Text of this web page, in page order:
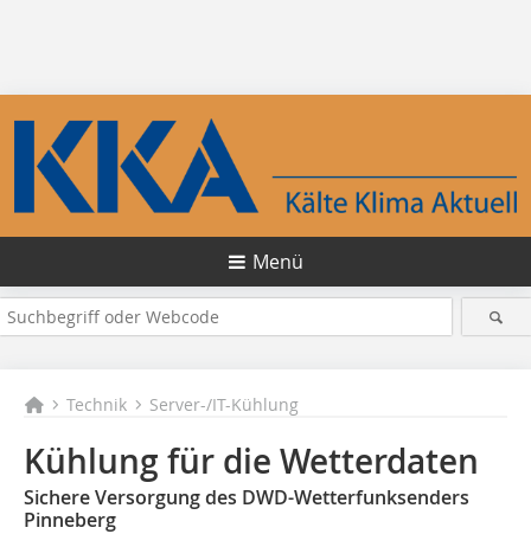
Menü
Technik Server-/IT-Kühlung
Kühlung für die Wetterdaten
Sichere Versorgung des DWD-Wetterfunksenders
Pinneberg